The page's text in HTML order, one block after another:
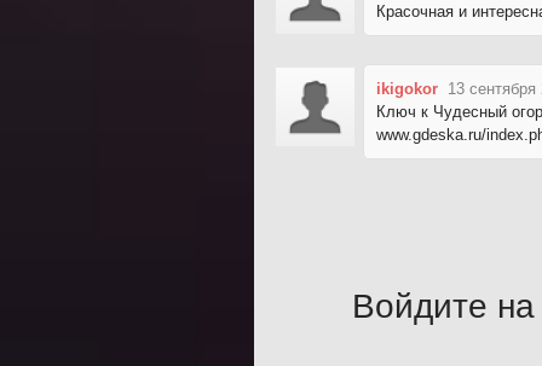
Красочная и
ikigokor 13
Ключ к Чудесный
www.gdeska.ru/
Войдите на